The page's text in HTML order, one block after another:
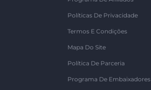
Políticas De Privacidade
Termos E Condições
Mapa Do Site
Política De Parceria
Programa De Embaixadores